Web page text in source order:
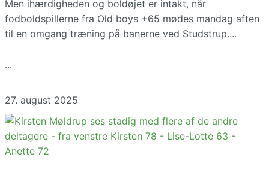
Men ihærdigheden og boldøjet er intakt, når
fodboldspillerne fra Old boys +65 mødes mandag aften
til en omgang træning på banerne ved Studstrup.
27. august 2025